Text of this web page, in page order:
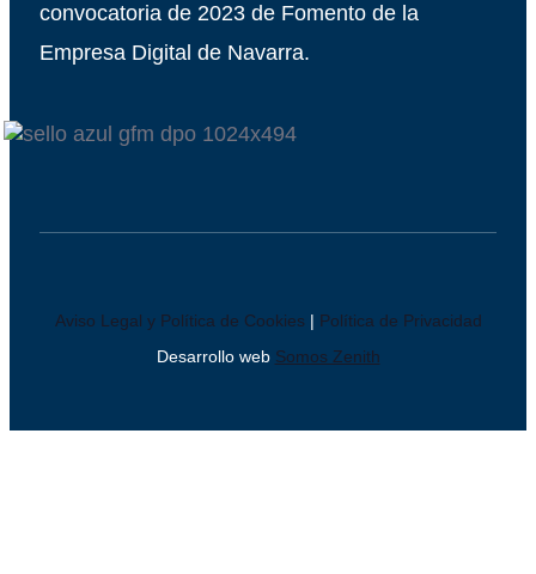
convocatoria de 2023 de Fomento de la
Empresa Digital de Navarra.
Aviso Legal y Política de Cookies | Política de Privacidad
Desarrollo web Somos Zenith